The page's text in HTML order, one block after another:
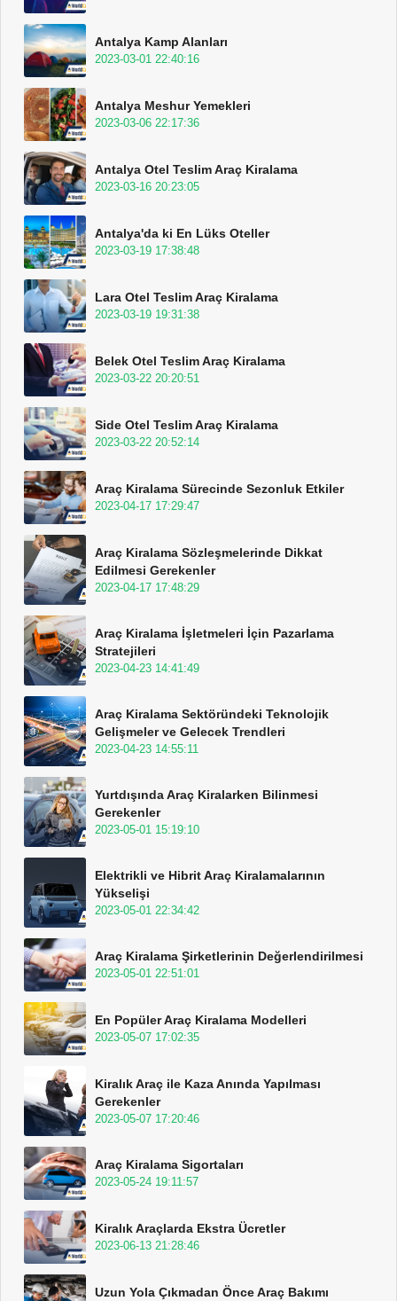
Antalya Kamp Alanları
2023-03-01 22:40:16
Antalya Meshur Yemekleri
2023-03-06 22:17:36
Antalya Otel Teslim Araç Kiralama
2023-03-16 20:23:05
Antalya'da ki En Lüks Oteller
2023-03-19 17:38:48
Lara Otel Teslim Araç Kiralama
2023-03-19 19:31:38
Belek Otel Teslim Araç Kiralama
2023-03-22 20:20:51
Side Otel Teslim Araç Kiralama
2023-03-22 20:52:14
Araç Kiralama Sürecinde Sezonluk Etkiler
2023-04-17 17:29:47
Araç Kiralama Sözleşmelerinde Dikkat
Edilmesi Gerekenler
2023-04-17 17:48:29
Araç Kiralama İşletmeleri İçin Pazarlama
Stratejileri
2023-04-23 14:41:49
Araç Kiralama Sektöründeki Teknolojik
Gelişmeler ve Gelecek Trendleri
2023-04-23 14:55:11
Yurtdışında Araç Kiralarken Bilinmesi
Gerekenler
2023-05-01 15:19:10
Elektrikli ve Hibrit Araç Kiralamalarının
Yükselişi
2023-05-01 22:34:42
Araç Kiralama Şirketlerinin Değerlendirilmesi
2023-05-01 22:51:01
En Popüler Araç Kiralama Modelleri
2023-05-07 17:02:35
Kiralık Araç ile Kaza Anında Yapılması
Gerekenler
2023-05-07 17:20:46
Araç Kiralama Sigortaları
2023-05-24 19:11:57
Kiralık Araçlarda Ekstra Ücretler
2023-06-13 21:28:46
Uzun Yola Çıkmadan Önce Araç Bakımı